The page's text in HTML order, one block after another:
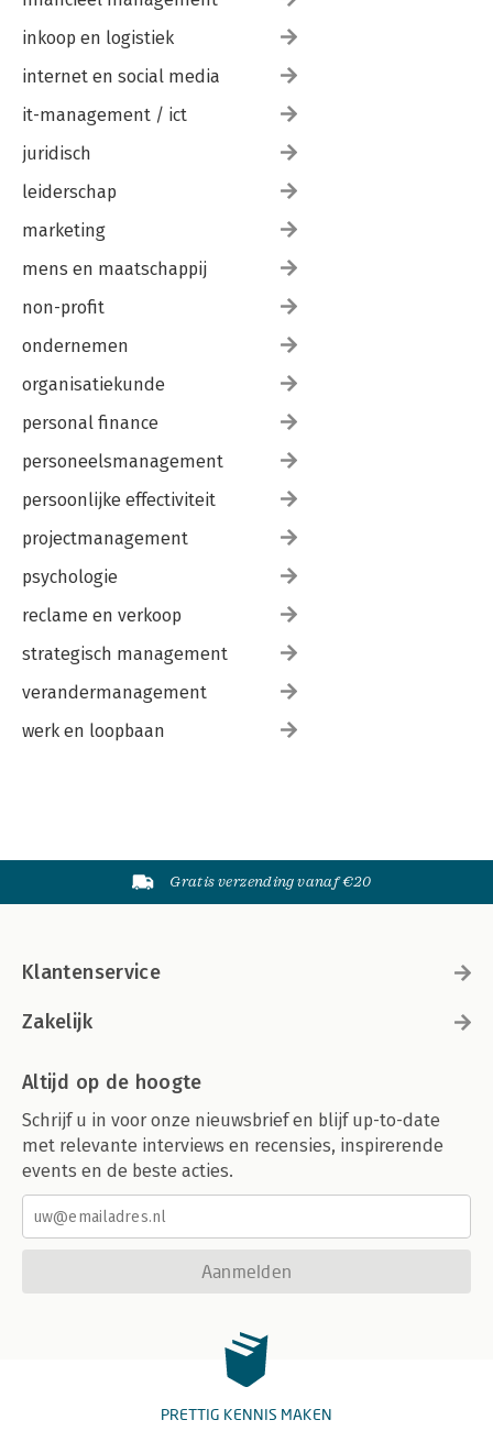
inkoop en logistiek
internet en social media
it-management / ict
juridisch
leiderschap
marketing
mens en maatschappij
non-profit
ondernemen
organisatiekunde
personal finance
personeelsmanagement
persoonlijke effectiviteit
projectmanagement
psychologie
reclame en verkoop
strategisch management
verandermanagement
werk en loopbaan
Gratis verzending vanaf €20
Klantenservice
Zakelijk
Altijd op de hoogte
Schrijf u in voor onze nieuwsbrief en blijf up-to-date
met relevante interviews en recensies, inspirerende
events en de beste acties.
Aanmelden
PRETTIG KENNIS MAKEN